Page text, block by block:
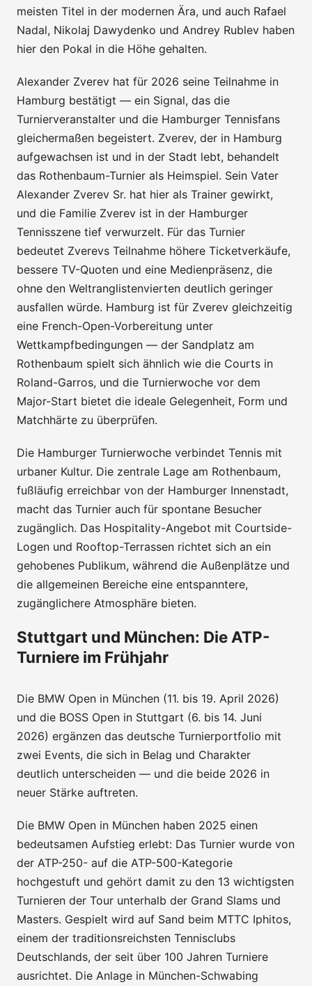
meisten Titel in der modernen Ära, und auch Rafael
Nadal, Nikolaj Dawydenko und Andrey Rublev haben
hier den Pokal in die Höhe gehalten.
Alexander Zverev hat für 2026 seine Teilnahme in
Hamburg bestätigt — ein Signal, das die
Turnierveranstalter und die Hamburger Tennisfans
gleichermaßen begeistert. Zverev, der in Hamburg
aufgewachsen ist und in der Stadt lebt, behandelt
das Rothenbaum-Turnier als Heimspiel. Sein Vater
Alexander Zverev Sr. hat hier als Trainer gewirkt,
und die Familie Zverev ist in der Hamburger
Tennisszene tief verwurzelt. Für das Turnier
bedeutet Zverevs Teilnahme höhere Ticketverkäufe,
bessere TV-Quoten und eine Medienpräsenz, die
ohne den Weltranglistenvierten deutlich geringer
ausfallen würde. Hamburg ist für Zverev gleichzeitig
eine French-Open-Vorbereitung unter
Wettkampfbedingungen — der Sandplatz am
Rothenbaum spielt sich ähnlich wie die Courts in
Roland-Garros, und die Turnierwoche vor dem
Major-Start bietet die ideale Gelegenheit, Form und
Matchhärte zu überprüfen.
Die Hamburger Turnierwoche verbindet Tennis mit
urbaner Kultur. Die zentrale Lage am Rothenbaum,
fußläufig erreichbar von der Hamburger Innenstadt,
macht das Turnier auch für spontane Besucher
zugänglich. Das Hospitality-Angebot mit Courtside-
Logen und Rooftop-Terrassen richtet sich an ein
gehobenes Publikum, während die Außenplätze und
die allgemeinen Bereiche eine entspanntere,
zugänglichere Atmosphäre bieten.
Stuttgart und München: Die ATP-
Turniere im Frühjahr
Die BMW Open in München (11. bis 19. April 2026)
und die BOSS Open in Stuttgart (6. bis 14. Juni
2026) ergänzen das deutsche Turnierportfolio mit
zwei Events, die sich in Belag und Charakter
deutlich unterscheiden — und die beide 2026 in
neuer Stärke auftreten.
Die BMW Open in München haben 2025 einen
bedeutsamen Aufstieg erlebt: Das Turnier wurde von
der ATP-250- auf die ATP-500-Kategorie
hochgestuft und gehört damit zu den 13 wichtigsten
Turnieren der Tour unterhalb der Grand Slams und
Masters. Gespielt wird auf Sand beim MTTC Iphitos,
einem der traditionsreichsten Tennisclubs
Deutschlands, der seit über 100 Jahren Turniere
ausrichtet. Die Anlage in München-Schwabing